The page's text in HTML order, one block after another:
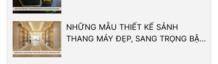
NHỮNG MẪU THIẾT KẾ SẢNH
THANG MÁY ĐẸP, SANG TRỌNG BẬC